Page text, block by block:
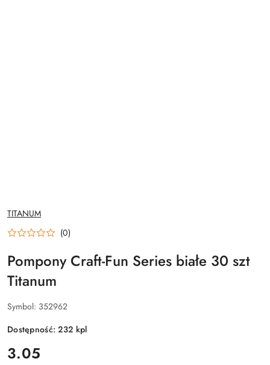
NAZWA
PRODUCENTA:
TITANUM
(0)
Pompony Craft-Fun Series białe 30 szt
Titanum
Symbol: 352962
Dostępność:232 kpl
cena:
3.05